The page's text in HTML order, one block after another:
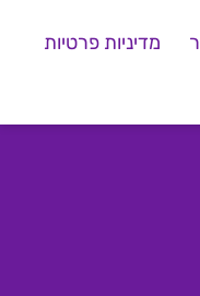
מדיניות פרטיות